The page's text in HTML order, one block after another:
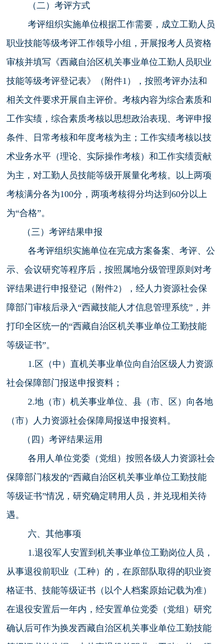
（二）考评方式
考评组织实施单位根据工作需要，成立工勤人员
职业技能等级考评工作领导小组，开展报考人员资格
审核并填写《西藏自治区机关事业单位工勤人员职业
技能等级考评登记表》（附件1），按照考评办法和
相关文件要求开展自主评价。考核内容为综合素质和
工作实绩，综合素质考核以思想政治表现、考评申报
条件、日常考核和年度考核为主；工作实绩考核以技
术业务水平（理论、实际操作考核）和工作实绩贡献
为主，对工勤人员技能等级开展量化考核。以上两项
考核满分各为100分，两项考核得分均达到60分以上
为“合格”。
（三）考评结果申报
各考评组织实施单位在完成方案备案、考评、公
示、会议研究等程序后，按照属地分级管理原则对考
评结果进行申报登记（附件2），经人力资源社会保
障部门审核后录入“西藏技能人才信息管理系统”，并
打印全区统一的“西藏自治区机关事业单位工勤技能
等级证书”。
1.区（中）直机关事业单位向自治区级人力资源
社会保障部门报送申报资料；
2.地（市）机关事业单位、县（市、区）向各地
（市）人力资源社会保障局报送申报资料。
（四）考评结果运用
各用人单位党委（党组）按照各级人力资源社会
保障部门核发的“西藏自治区机关事业单位工勤技能
等级证书”情况，研究确定聘用人员，并兑现相关待
遇。
六、其他事项
1.退役军人安置到机关事业单位工勤岗位人员 ，
从事退役前职业（工种）的，在原部队取得的职业资
格证书、技能等级证书（以个人档案原始记载为准）
在退役安置后一年内，经安置单位党委（党组）研究
确认后可作为换发西藏自治区机关事业单位工勤技能